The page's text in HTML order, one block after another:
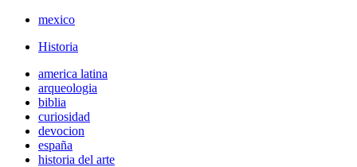
mexico
Historia
america latina
arqueologia
biblia
curiosidad
devocion
españa
historia del arte